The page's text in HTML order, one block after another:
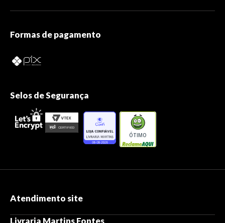
Formas de pagamento
Selos de Segurança
ÓTIMO
Atendimento site
Livraria Martins Fontes